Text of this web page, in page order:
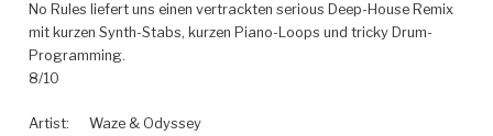
No Rules liefert uns einen vertrackten serious Deep-House Remix
mit kurzen Synth-Stabs, kurzen Piano-Loops und tricky Drum-
Programming.
8/10
Artist:
Waze & Odyssey